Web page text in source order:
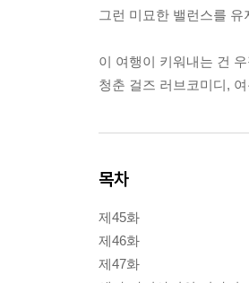
그런 미묘한 밸런스를
이 여행이 키워내는 건
청춘 걸즈 러브코미디,
목차
제45화
제46화
제47화